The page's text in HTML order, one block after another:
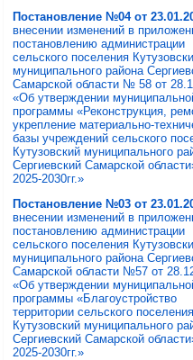
Постановление №04 от
внесении изменений в
постановлению администрации
сельского поселения
муниципального района
Самарской области № 58 от
«Об утверждении
программы «Реконструкция,
укрепление материально-
базы учреждений сельского
Кутузовский муниципального
Сергиевский Самарской
2025-2030гг.»
Постановление №03 от
внесении изменений в
постановлению администрации
сельского поселения
муниципального района
Самарской области №57 от
«Об утверждении
программы «Благоустройство
территории сельского поселения
Кутузовский муниципального
Сергиевский Самарской
2025-2030гг.»